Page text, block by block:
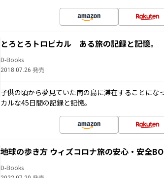
とろとろトロピカル ある旅の記録と記憶
D-Books
2018.07.26 発売
子供の頃から夢見ていた南の島に滞在することにな
カルな45日間の記録と記憶。
地球の歩き方 ウィズコロナ旅の安心・安全
D-Books